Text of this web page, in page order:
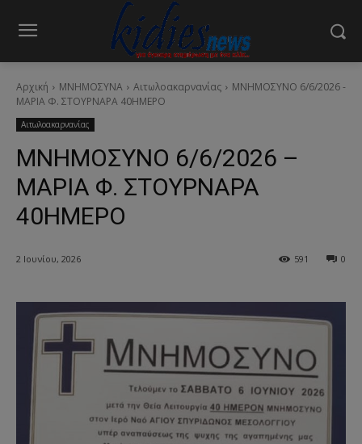
Αρχική ΜΝΗΜΟΣΥΝΑ Αιτωλοακαρνανίας
ΜΝΗΜΟΣΥΝΟ 6/6/2026 -
ΜΑΡΙΑ Φ. ΣΤΟΥΡΝΑΡΑ 40ΗΜΕΡΟ
Αιτωλοακαρνανίας
ΜΝΗΜΟΣΥΝΟ 6/6/2026 –
ΜΑΡΙΑ Φ. ΣΤΟΥΡΝΑΡΑ
40ΗΜΕΡΟ
2 Ιουνίου, 2026 0
591